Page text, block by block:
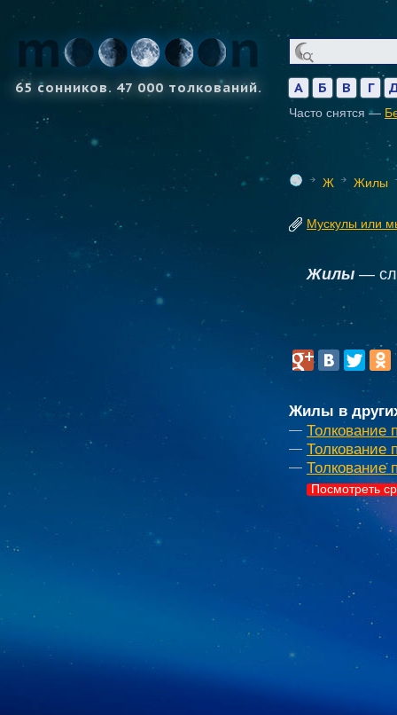
65 сонников. 47 000 толкований. А Б В Г
Часто снятся —
Ж Жилы
Мускулы или
Жилы —
Жилы в
Толкование
Толкование
Толкование
Посмотреть